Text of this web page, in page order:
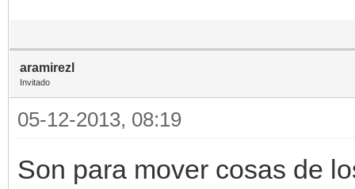
aramirezl
Invitado
05-12-2013, 08:19
Son para mover cosas de